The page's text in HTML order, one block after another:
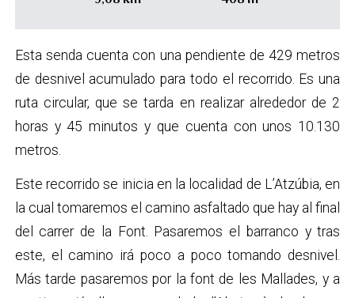
Esta senda cuenta con una pendiente de 429 metros
de desnivel acumulado para todo el recorrido. Es una
ruta circular, que se tarda en realizar alrededor de 2
horas y 45 minutos y que cuenta con unos 10.130
metros.
Este recorrido se inicia en la localidad de L’Atzúbia, en
la cual tomaremos el camino asfaltado que hay al final
del carrer de la Font. Pasaremos el barranco y tras
este, el camino irá poco a poco tomando desnivel.
Más tarde pasaremos por la font de les Mallades, y a